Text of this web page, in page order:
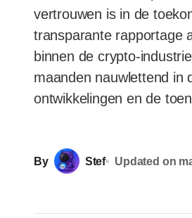
vertrouwen is in de
transparante rapportage
binnen de crypto-
maanden nauwlettend in
ontwikkelingen en de
By Stef Updated on